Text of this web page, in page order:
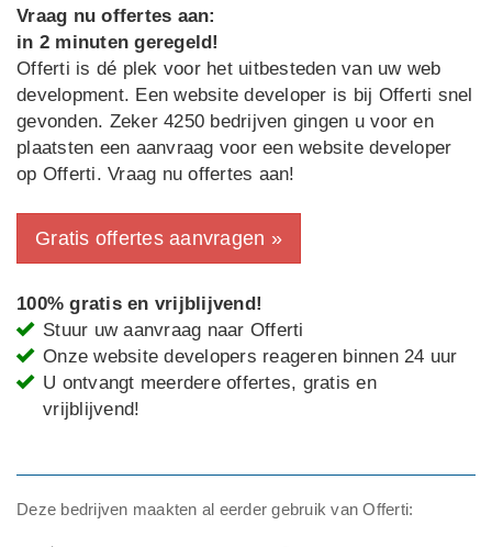
Vraag nu offertes aan:
in 2 minuten geregeld!
Offerti is dé plek voor het uitbesteden van uw web
development. Een website developer is bij Offerti snel
gevonden. Zeker 4250 bedrijven gingen u voor en
plaatsten een aanvraag voor een website developer
op Offerti. Vraag nu offertes aan!
Gratis offertes aanvragen »
100% gratis en vrijblijvend!
Stuur uw aanvraag naar Offerti
Onze website developers reageren binnen 24 uur
U ontvangt meerdere offertes, gratis en
vrijblijvend!
Deze bedrijven maakten al eerder gebruik van Offerti: